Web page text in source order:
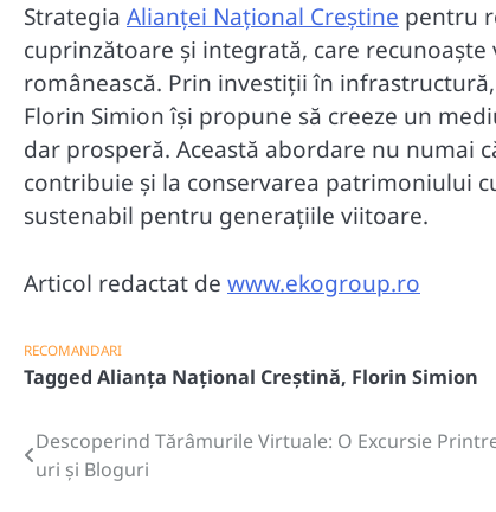
Strategia Alianței Național Creștine pentru
cuprinzătoare și integrată, care
românească. Prin investiții în
Florin Simion își propune să creeze un
dar prosperă. Această abordare nu numai
contribuie și la conservarea patrimoniului
sustenabil pentru generațiile viitoare.
Articol redactat de www.ekogroup.ro
RECOMANDARI
Tagged Alianța Național Creștină, Florin Simion
Navigare
în
Descoperind Tărâmurile Virtuale: O Excursie
uri și Bloguri